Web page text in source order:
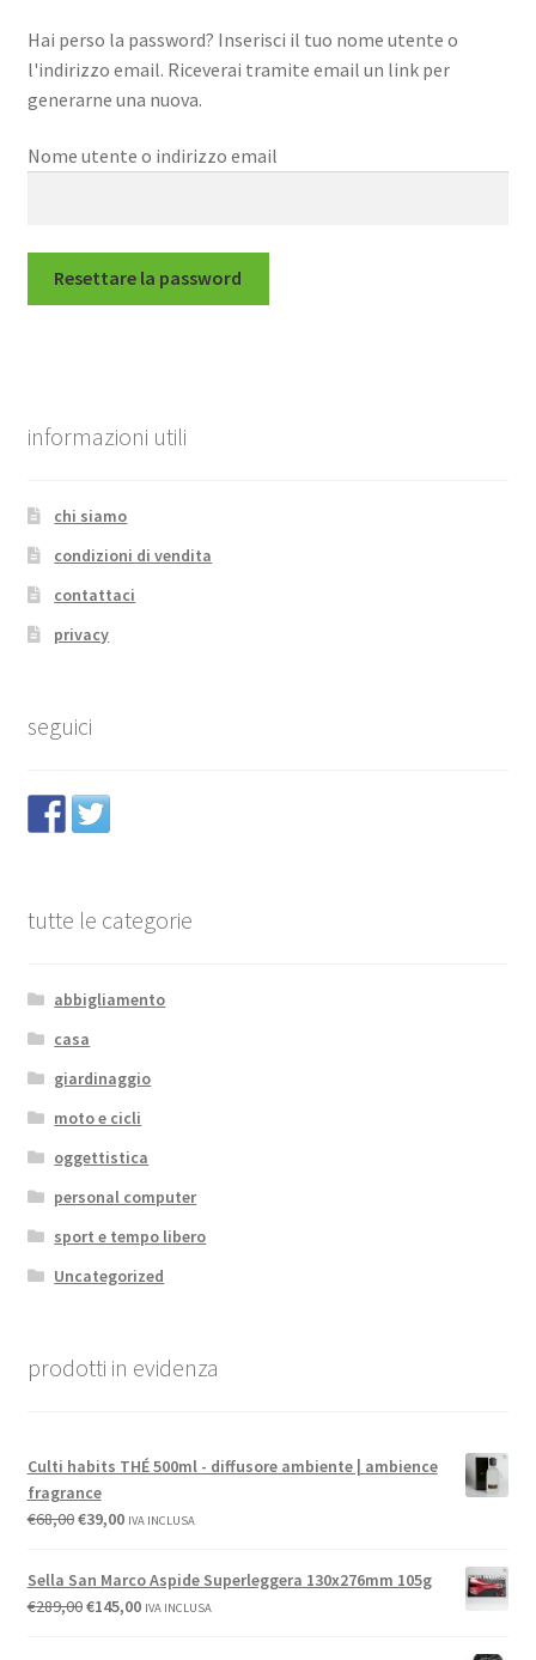
oggettistica
sport e tempo libero
casa
Hai perso la password? Inserisci il tuo nome utente o
l'indirizzo email. Riceverai tramite email un link per
generarne una nuova.
Nome utente o indirizzo email
Resettare la password
informazioni utili
chi siamo
condizioni di vendita
contattaci
privacy
seguici
tutte le categorie
abbigliamento
casa
giardinaggio
moto e cicli
oggettistica
personal computer
sport e tempo libero
Uncategorized
prodotti in evidenza
Culti habits THÉ 500ml - diffusore ambiente | ambience
fragrance
€68,00€39,00 IVA INCLUSA
Sella San Marco Aspide Superleggera 130x276mm 105g
€289,00€145,00 IVA INCLUSA